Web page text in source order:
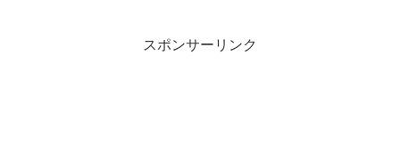
スポンサーリンク